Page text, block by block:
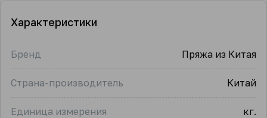
Характеристики
Бренд Пряжа из Китая
Страна-производитель Китай
Единица измерения кг.